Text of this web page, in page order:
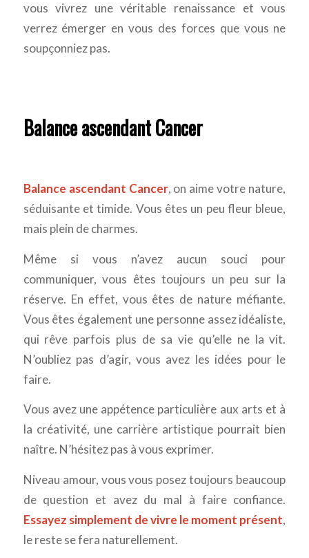
vous vivrez une véritable renaissance et vous
verrez émerger en vous des forces que vous ne
soupçonniez pas.
Balance ascendant Cancer
Balance ascendant Cancer, on aime votre nature,
séduisante et timide. Vous êtes un peu fleur bleue,
mais plein de charmes.
Même si vous n’avez aucun souci pour
communiquer, vous êtes toujours un peu sur la
réserve. En effet, vous êtes de nature méfiante.
Vous êtes également une personne assez idéaliste,
qui rêve parfois plus de sa vie qu’elle ne la vit.
N’oubliez pas d’agir, vous avez les idées pour le
faire.
Vous avez une appétence particulière aux arts et à
la créativité, une carrière artistique pourrait bien
naître. N’hésitez pas à vous exprimer.
Niveau amour, vous vous posez toujours beaucoup
de question et avez du mal à faire confiance.
Essayez simplement de vivre le moment présent,
le reste se fera naturellement.